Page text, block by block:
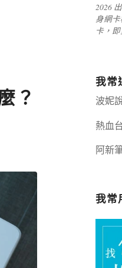
？
2026
身網
卡，
我常
波妮
熱血
阿新
我常